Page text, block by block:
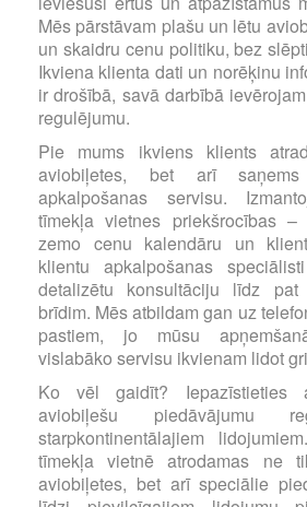
Mēs pārstāvam plašu un lētu
un skaidru cenu politiku, bez
Ikviena klienta dati un norēķinu
ir drošībā, savā darbībā
regulējumu.
Pie mums ikviens klients
aviobiļetes, bet arī
apkalpošanas servisu.
tīmekļa vietnes priekšrocības –
zemo cenu kalendāru un
klientu apkalpošanas
detalizētu konsultāciju līdz
brīdim. Mēs atbildam gan uz
pastiem, jo mūsu
vislabāko servisu ikvienam lidot
Ko vēl gaidīt? Iepazīstieties
aviobiļešu piedāvājumu
starpkontinentālajiem
tīmekļa vietnē atrodamas ne
aviobiļetes, bet arī speciālie